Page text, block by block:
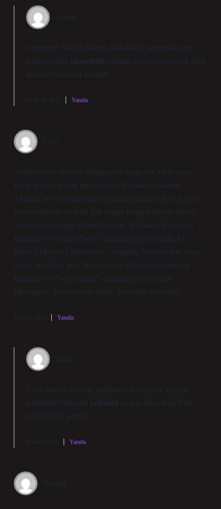
admin
Cengaver! Sevgili dostum, katkılarınız sayesinde yazı
yalnızca daha okunabilir olmadı, aynı zamanda çok daha
düşünsel bütünlük kazandı.
Ocak 18, 2025 Yanıtla
Cem
Akdeniz eski adı nedir anlatımında denge var, fakat sonuç
kısmı aceleye gelmiş gibi duruyor. Buradaki yaklaşım
Akdeniz’in eski isimlerinden bazıları şunlardır: Ayrıca, bazı
eski haritalarda Akdeniz için Argon Pelagos (Beyaz Deniz)
adı da kullanılmıştır. Mare Nostrum . Romalılar tarafından
kullanılan ve “Bizim Deniz” anlamına gelen isimdir. El
Bahre-l Ebyedu’l-Mutavassit . Arapçada “orta yerdeki beyaz
deniz” anlamına gelir. Bahr-i Sefid . Osmanlı döneminde
kullanılan ve “beyaz deniz” anlamına gelen isimdir.
Mesogeios . Yunancadaki adıdır. üzerinden okunabilir.
Şubat 9, 2025 Yanıtla
admin
Cem! Sevgili dostum, sunduğunuz yorumlar yazının
entelektüel düzeyini yükseltti ve onu daha değerli bir
metin haline getirdi.
Şubat 9, 2025 Yanıtla
Nurgül